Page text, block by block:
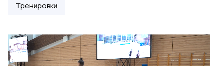
Тренировки